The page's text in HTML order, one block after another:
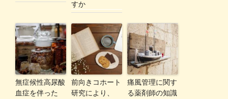
すか
無症候性高尿酸
血症を伴った
前向きコホート
研究により、
痛風管理に関す
る薬剤師の知識